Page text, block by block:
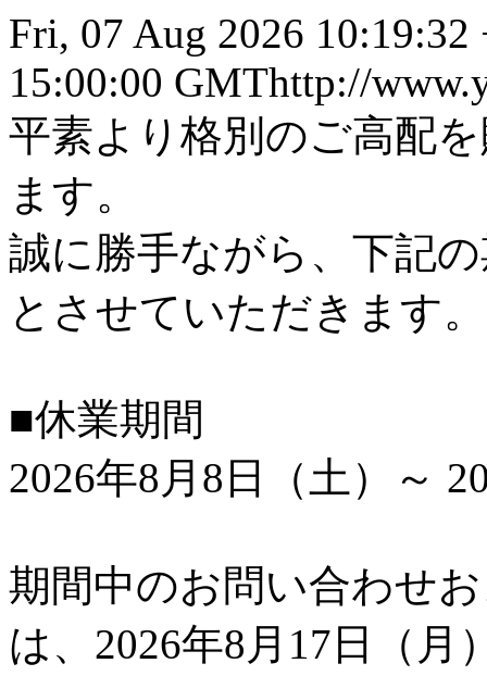
Fri, 07 Aug 2026 10:19:32
15:00:00 GMThttp://
平素より格別のご高配
ます。
誠に勝手ながら、下記
とさせていただきます。
■休業期間
2026年8月8日（土）～
期間中のお問い合わせ
は、2026年8月17日（